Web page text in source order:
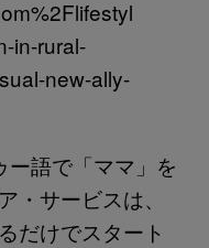
in-rural-
new-ally-
ー語で「ママ」を
・サービスは、
だけでスタート